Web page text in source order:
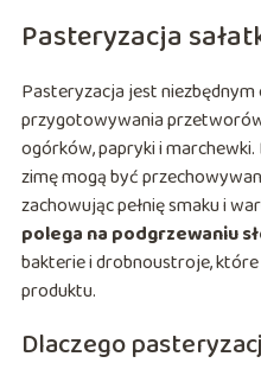
Pasteryzacja
Pasteryzacja jest
przygotowywania
ogórków, papryki i marchewki.
zimę mogą być
zachowując pełnię smaku i
polega na podgrzewaniu
bakterie i drobnoustroje,
produktu.
Dlaczego